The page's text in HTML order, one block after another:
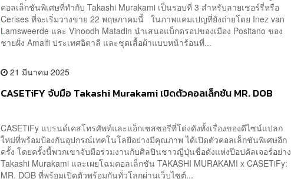
คอลเล็กชันพิเศษที่ทำกับ Takashi Murakami เป็นรอบที่ 3 สำหรับลายเชอร์รี่หรือ
Cerises ที่จะเริ่มวางขาย 22 พฤษภาคมนี้ ในภาพแคมเปญที่ยังถ่ายโดย Inez van
Lamsweerde และ Vinoodh Matadin นำเสนอแบ็กดรอปของเมือง Positano ของ
ชายฝั่ง Amalfi ประเทศอิตาลี และชุดเสื้อผ้าแบบหน้าร้อนที่...
21 มีนาคม 2025
CASETiFY จับมือ Takashi Murakami เปิดตัวคอลเล็กชัน MR. DOB
CASETiFy แบรนด์เคสโทรศัพท์และแอ็กเซสซอรีที่โด่งดังทั้งเรื่องของดีไซน์แปลก
ใหม่ที่พร้อมป้องกันอุปกรณ์เทคโนโลยีอย่างมีคุณภาพ ได้เปิดตัวคอลเล็กชันพิเศษอีก
ครั้ง โดยครั้งนี้พวกเขาจับมือร่วมงานกับศิลปินชาวญี่ปุ่นชื่อดังแห่งป๊อปคัลเจอร์อย่าง
Takashi Murakami และเผยโฉมคอลเล็กชัน TAKASHI MURAKAMI x CASETiFy:
MR. DOB ที่พร้อมเปิดตัวพร้อมกันทั่วโลกผ่านเว็บไซต์...